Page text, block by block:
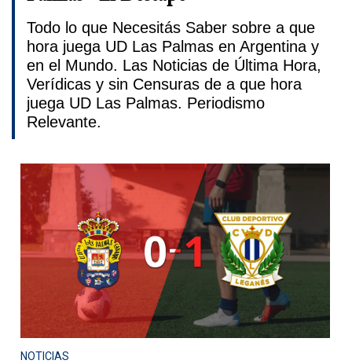
Todo lo que Necesitás Saber sobre a que
hora juega UD Las Palmas en Argentina y
en el Mundo. Las Noticias de Última Hora,
Verídicas y sin Censuras de a que hora
juega UD Las Palmas. Periodismo
Relevante.
NOTICIAS